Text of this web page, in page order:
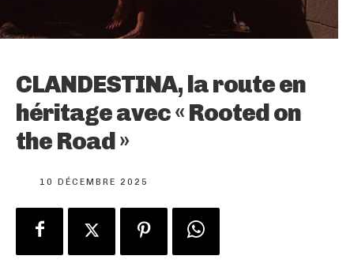
CLANDESTINA, la route en
héritage avec « Rooted on
the Road »
10 DÉCEMBRE 2025